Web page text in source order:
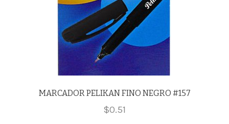
MARCADOR PELIKAN FINO NEGRO #157
$0.51